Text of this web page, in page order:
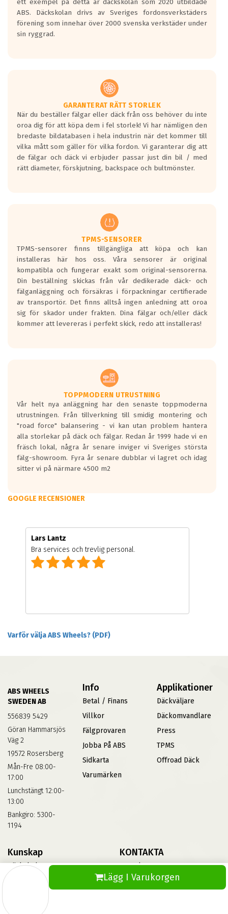
Lägg I Varukorgen
ett exempel på detta är däckskolan som 2020 utbildade
ABS. Däckskolan drivs av Sveriges fordonsverkstäders
förening som innehar över 2000 svenska verkstäder under
sin ryggrad.
GARANTERAT RÄTT STORLEK
När du beställer fälgar eller däck från oss behöver du inte
oroa dig för att köpa dem i fel storlek! Vi har nämligen den
bredaste bildatabasen i hela industrin när det kommer till
vilka mått som gäller för vilka fordon. Vi garanterar dig att
de fälgar och däck vi erbjuder passar just din bil / med
rätt diameter, förskjutning, backspace och bultmönster.
TPMS-SENSORER
TPMS-sensorer finns tillgängliga att köpa och kan
installeras här hos oss. Våra sensorer är original
kompatibla och fungerar exakt som original-sensorerna.
Din beställning skickas från vår dedikerade däck- och
fälganläggning och försäkras i förpackningar certifierade
av transportör. Det finns alltså ingen anledning att oroa
sig för skador under frakten. Dina fälgar och/eller däck
kommer att levereras i perfekt skick, redo att installeras!
TOPPMODERN UTRUSTNING
Vår helt nya anläggning har den senaste toppmoderna
utrustningen. Från tillverkning till smidig montering och
"road force" balansering - vi kan utan problem hantera
alla storlekar på däck och fälgar. Redan år 1999 hade vi en
fräsch lokal, några år senare inviger vi Sveriges största
fälg-showroom. Fyra år senare dubblar vi lagret och idag
sitter vi på närmare 4500 m2
GOOGLE RECENSIONER
Lars Lantz
Bra services och trevlig personal.
Varför välja ABS Wheels? (PDF)
ABS WHEELS
SWEDEN AB
556839 5429
Göran Hammarsjös
Väg 2
19572 Rosersberg
Mån-Fre 08:00-
17:00
Lunchstängt 12:00-
13:00
Bankgiro: 5300-
1194
Info
Betal / Finans
Villkor
Fälgprovaren
Jobba På ABS
Sidkarta
Varumärken
Applikationer
Däckväljare
Däckomvandlare
Press
TPMS
Offroad Däck
Kunskap
Däckskola
Informationsbank Av Däck
KONTAKTA
Kontakta Oss
Vinterdäck